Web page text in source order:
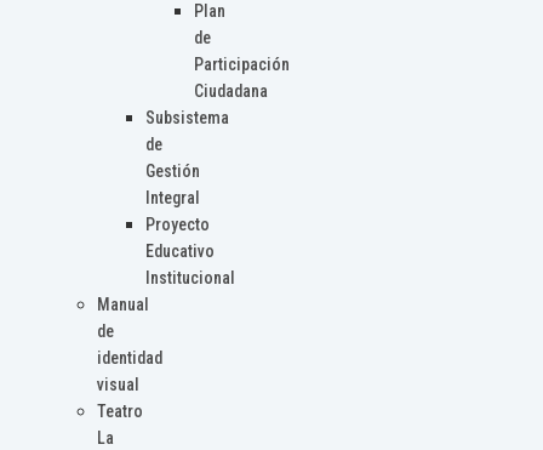
Plan
de
Participación
Ciudadana
Subsistema
de
Gestión
Integral
Proyecto
Educativo
Institucional
Manual
de
identidad
visual
Teatro
La